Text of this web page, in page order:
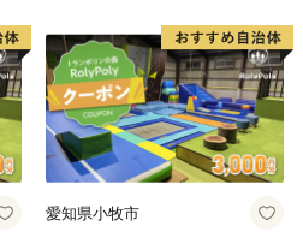
愛知県小牧市